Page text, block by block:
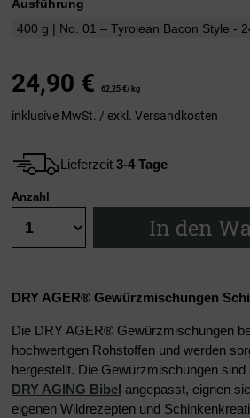
Ausführung
24,90 € 62,25 €/ kg
inklusive MwSt. / exkl. Versandkosten
Lieferzeit 3-4 Tage
Anzahl
In den
DRY AGER® Gewürzmischungen
Die DRY AGER® Gewürzmischungen
hochwertigen Rohstoffen und werden
hergestellt. Die Gewürzmischungen
DRY AGING Bibel angepasst, eignen
eigenen Wildrezepten und